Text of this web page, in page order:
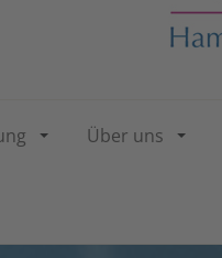
Über uns